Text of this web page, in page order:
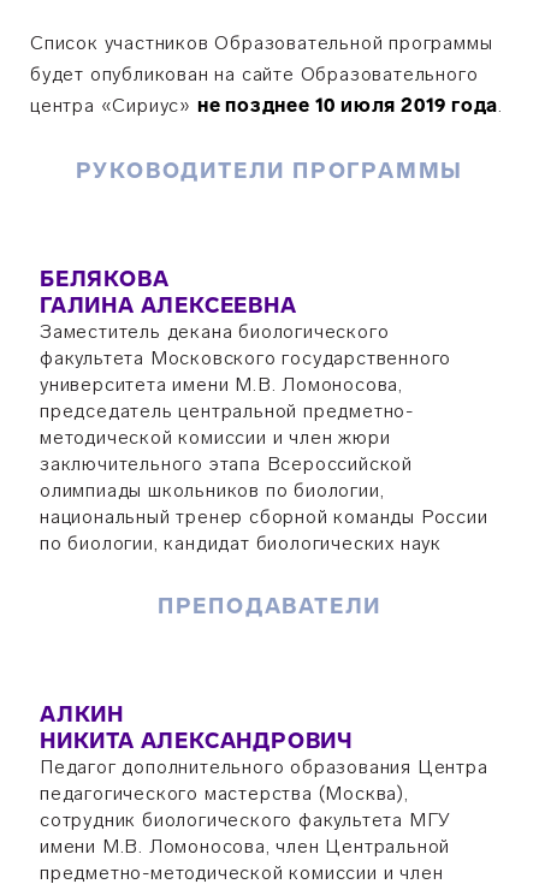
Список участников Образовательной программы
будет опубликован на сайте Образовательного
центра «Сириус» не позднее 10 июля 2019 года.
РУКОВОДИТЕЛИ ПРОГРАММЫ
БЕЛЯКОВА
ГАЛИНА АЛЕКСЕЕВНА
Заместитель декана биологического
факультета Московского государственного
университета имени М.В. Ломоносова,
председатель центральной предметно-
методической комиссии и член жюри
заключительного этапа Всероссийской
олимпиады школьников по биологии,
национальный тренер сборной команды России
по биологии, кандидат биологических наук
ПРЕПОДАВАТЕЛИ
АЛКИН
НИКИТА АЛЕКСАНДРОВИЧ
Педагог дополнительного образования Центра
педагогического мастерства (Москва),
сотрудник биологического факультета МГУ
имени М.В. Ломоносова, член Центральной
предметно-методической комиссии и член